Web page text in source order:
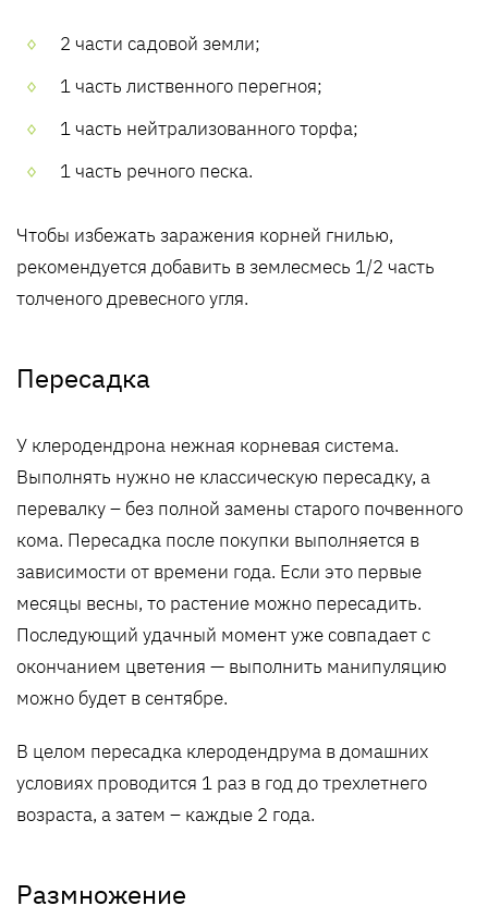
2 части садовой земли;
1 часть лиственного перегноя;
1 часть нейтрализованного торфа;
1 часть речного песка.
Чтобы избежать заражения корней гнилью,
рекомендуется добавить в землесмесь 1/2 часть
толченого древесного угля.
Пересадка
У клеродендрона нежная корневая система.
Выполнять нужно не классическую пересадку, а
перевалку – без полной замены старого почвенного
кома. Пересадка после покупки выполняется в
зависимости от времени года. Если это первые
месяцы весны, то растение можно пересадить.
Последующий удачный момент уже совпадает с
окончанием цветения — выполнить манипуляцию
можно будет в сентябре.
В целом пересадка клеродендрума в домашних
условиях проводится 1 раз в год до трехлетнего
возраста, а затем – каждые 2 года.
Размножение